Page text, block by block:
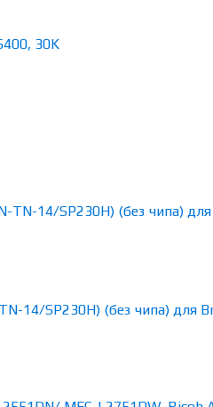
14/SP230H) (без чипа) для